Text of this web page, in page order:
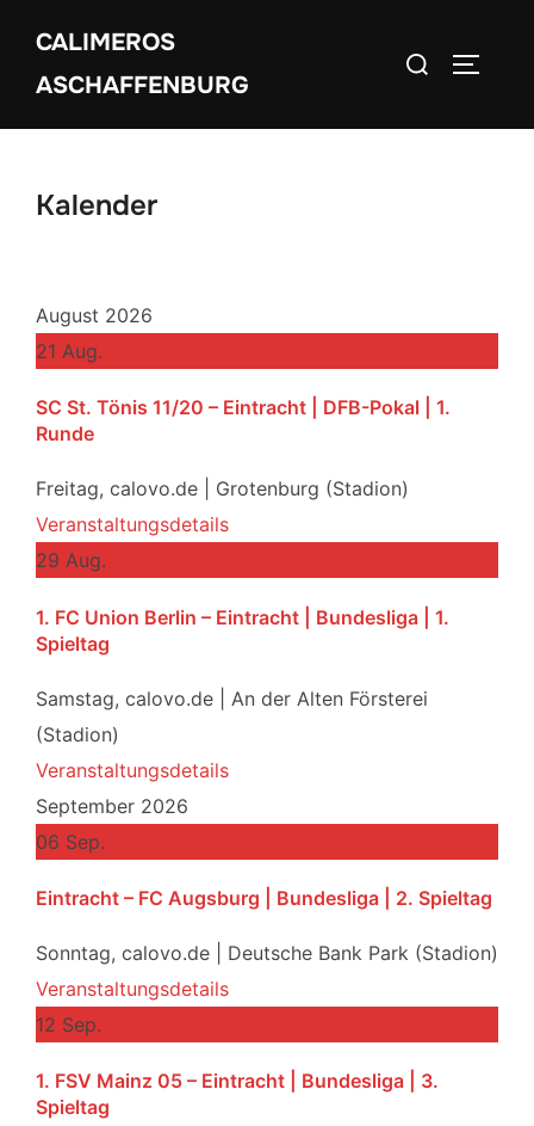
Inhalt
springen
CALIMEROS
ASCHAFFENBURG
Suchen
Kalender
August 2026
21 Aug.
SC St. Tönis 11/20 – Eintracht | DFB-Pokal | 1.
Runde
Freitag, calovo.de | Grotenburg (Stadion)
Veranstaltungsdetails
29 Aug.
1. FC Union Berlin – Eintracht | Bundesliga | 1.
Spieltag
Samstag, calovo.de | An der Alten Försterei
(Stadion)
Veranstaltungsdetails
September 2026
06 Sep.
Eintracht – FC Augsburg | Bundesliga | 2. Spieltag
Sonntag, calovo.de | Deutsche Bank Park (Stadion)
Veranstaltungsdetails
12 Sep.
1. FSV Mainz 05 – Eintracht | Bundesliga | 3.
Spieltag